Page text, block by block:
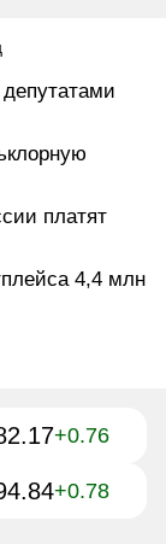
платят
4,4 млн
+0.76
+0.78